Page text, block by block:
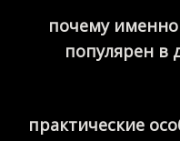
почему
популярен в
практические